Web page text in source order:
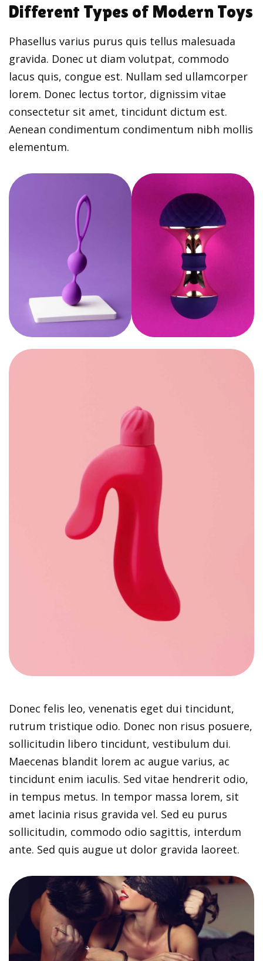
Different Types of Modern Toys
Phasellus varius purus quis tellus malesuada
gravida. Donec ut diam volutpat, commodo
lacus quis, congue est. Nullam sed ullamcorper
lorem. Donec lectus tortor, dignissim vitae
consectetur sit amet, tincidunt dictum est.
Aenean condimentum condimentum nibh mollis
elementum.
Donec felis leo, venenatis eget dui tincidunt,
rutrum tristique odio. Donec non risus posuere,
sollicitudin libero tincidunt, vestibulum dui.
Maecenas blandit lorem ac augue varius, ac
tincidunt enim iaculis. Sed vitae hendrerit odio,
in tempus metus. In tempor massa lorem, sit
amet lacinia risus gravida vel. Sed eu purus
sollicitudin, commodo odio sagittis, interdum
ante. Sed quis augue ut dolor gravida laoreet.